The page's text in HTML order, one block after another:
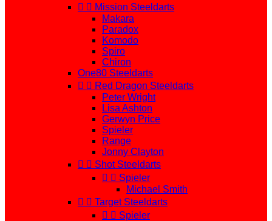
  Mission Steeldarts
Makara
Paradox
Komodo
Spiro
Chiron
One80 Steeldarts
  Red Dragon Steeldarts
Peter Wright
Lisa Ashton
Gerwyn Price
Spieler
Range
Jonny Clayton
  Shot Steeldarts
  Spieler
Michael Smith
  Target Steeldarts
  Spieler